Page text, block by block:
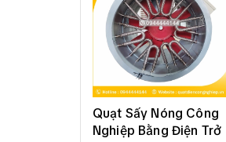
Quạt Sấy Nóng Công
Nghiệp Bằng Điện Trở